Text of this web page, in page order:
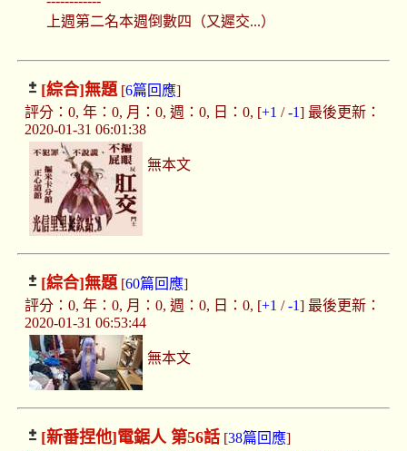
上週第二名本週倒數四（又遲交...）
[綜合]無題[6篇回應]
評分：0, 年：0, 月：0, 週：0, 日：0, [+1 /-1] 最後更新：
2020-01-31 06:01:38
無本文
[綜合]無題[60篇回應]
評分：0, 年：0, 月：0, 週：0, 日：0, [+1 /-1] 最後更新：
2020-01-31 06:53:44
無本文
[新番捏他]電鋸人 第56話[38篇回應]